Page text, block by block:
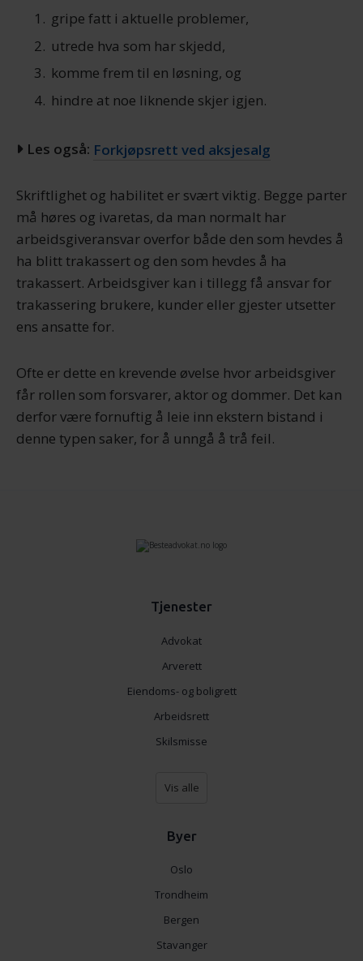
gripe fatt i aktuelle problemer,
utrede hva som har skjedd,
komme frem til en løsning, og
hindre at noe liknende skjer igjen.
Les også: Forkjøpsrett ved aksjesalg
Skriftlighet og habilitet er svært viktig. Begge parter
må høres og ivaretas, da man normalt har
arbeidsgiveransvar overfor både den som hevdes å
ha blitt trakassert og den som hevdes å ha
trakassert. Arbeidsgiver kan i tillegg få ansvar for
trakassering brukere, kunder eller gjester utsetter
ens ansatte for.
Ofte er dette en krevende øvelse hvor arbeidsgiver
får rollen som forsvarer, aktor og dommer. Det kan
derfor være fornuftig å leie inn ekstern bistand i
denne typen saker, for å unngå å trå feil.
Tjenester
Advokat
Arverett
Eiendoms- og boligrett
Arbeidsrett
Skilsmisse
Vis alle
Byer
Oslo
Trondheim
Bergen
Stavanger